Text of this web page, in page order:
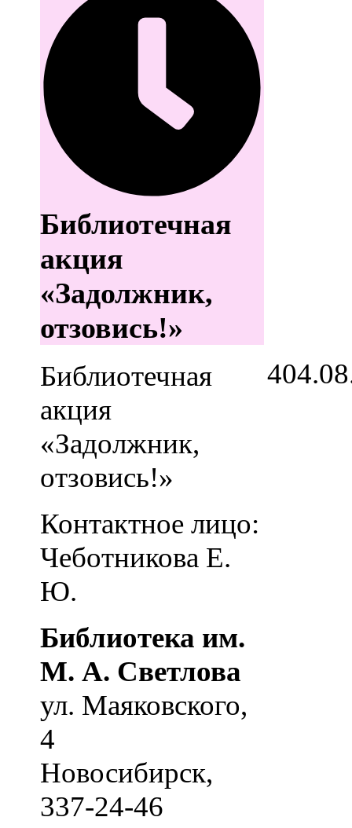
Библиотечная
акция
«Задолжник,
отзовись!»
Библиотечная
акция
«Задолжник,
отзовись!»
Контактное лицо:
Чеботникова Е.
Ю.
Библиотека им.
М. А. Светлова
ул. Маяковского,
4
Новосибирск,
337-24-46
4